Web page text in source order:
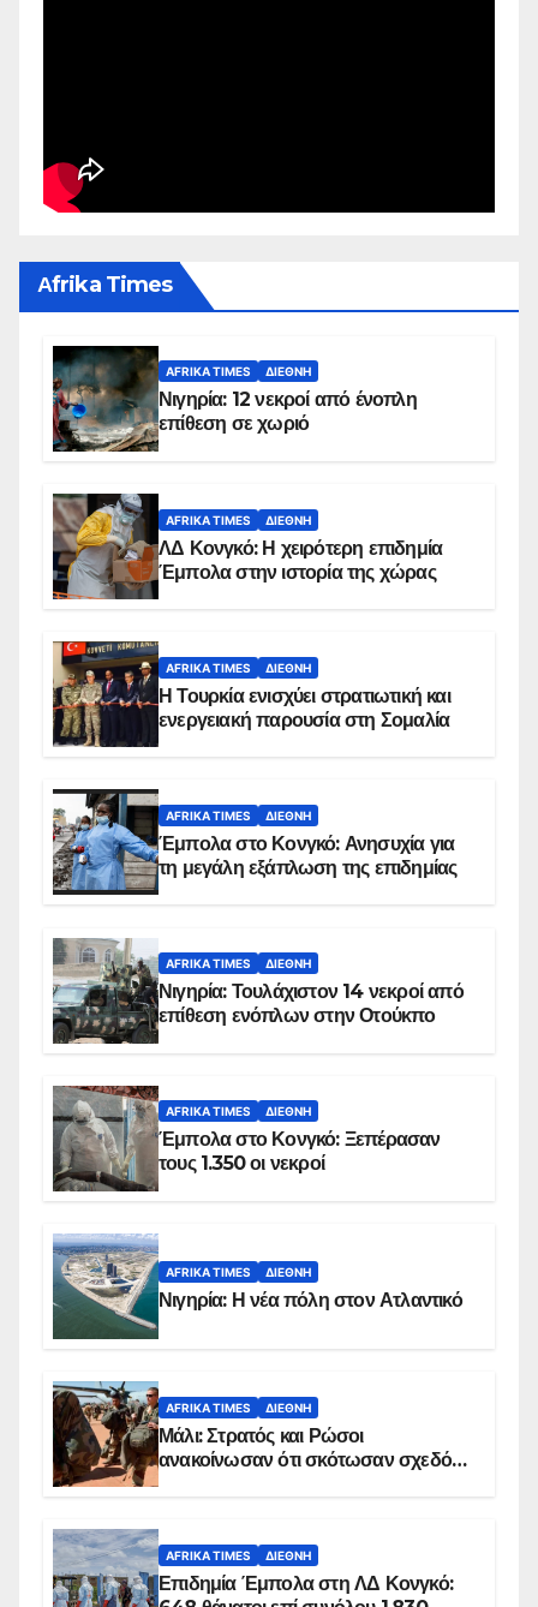
Αfrika Times
AFRIKA TIMES ΔΙΕΘΝΉ
Νιγηρία: 12 νεκροί από ένοπλη
επίθεση σε χωριό
AFRIKA TIMES ΔΙΕΘΝΉ
ΛΔ Κονγκό: Η χειρότερη επιδημία
Έμπολα στην ιστορία της χώρας
AFRIKA TIMES ΔΙΕΘΝΉ
Η Τουρκία ενισχύει στρατιωτική και
ενεργειακή παρουσία στη Σομαλία
AFRIKA TIMES ΔΙΕΘΝΉ
Έμπολα στο Κονγκό: Ανησυχία για
τη μεγάλη εξάπλωση της επιδημίας
AFRIKA TIMES ΔΙΕΘΝΉ
Νιγηρία: Τουλάχιστον 14 νεκροί από
επίθεση ενόπλων στην Οτούκπο
AFRIKA TIMES ΔΙΕΘΝΉ
Έμπολα στο Κονγκό: Ξεπέρασαν
τους 1.350 οι νεκροί
AFRIKA TIMES ΔΙΕΘΝΉ
Νιγηρία: Η νέα πόλη στον Ατλαντικό
AFRIKA TIMES ΔΙΕΘΝΉ
Μάλι: Στρατός και Ρώσοι
ανακοίνωσαν ότι σκότωσαν σχεδόν
AFRIKA TIMES ΔΙΕΘΝΉ
Επιδημία Έμπολα στη ΛΔ Κονγκό: